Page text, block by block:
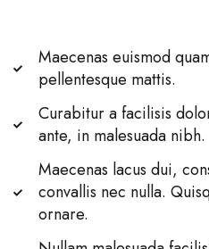
Maecenas euismod
pellentesque mattis.
Curabitur a facilisis
ante, in malesuada nibh.
Maecenas lacus dui,
convallis nec nulla.
ornare.